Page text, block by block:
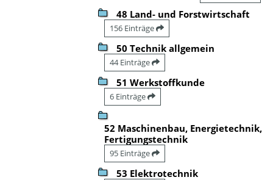
48 Land- und Forstwirtschaft
156 Einträge
50 Technik allgemein
44 Einträge
51 Werkstoffkunde
6 Einträge
52 Maschinenbau, Energietechnik,
Fertigungstechnik
95 Einträge
53 Elektrotechnik